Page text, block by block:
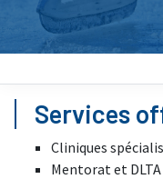
Services
Cliniques
Mentorat et